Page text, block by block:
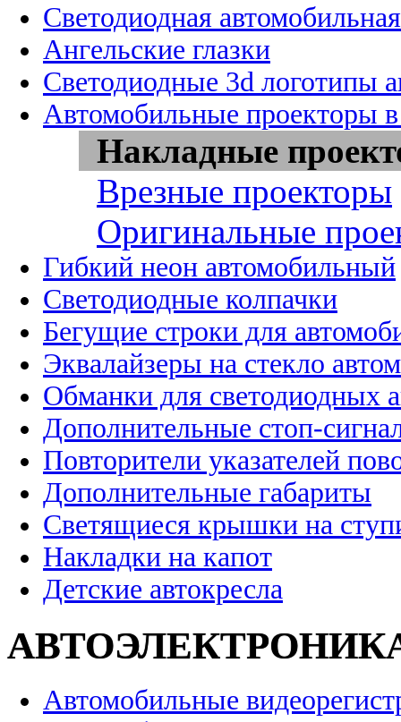
Светодиодная
Ангельские глазки
Светодиодные 3d логотипы
Автомобильные проекторы
Накладные
Врезные проекторы
Оригинальные
Гибкий неон автомобильный
Светодиодные колпачки
Бегущие строки для
Эквалайзеры на стекло
Обманки для светодиодных
Дополнительные стоп-
Повторители указателей
Дополнительные габариты
Светящиеся крышки на
Накладки на капот
Детские автокресла
Автомобильные